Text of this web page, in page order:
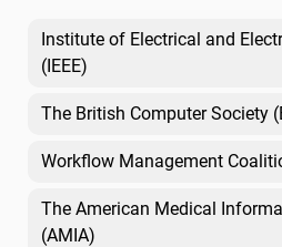
Institute of Electrical and
(IEEE)
The British Computer Society
Workflow Management
The American Medical
(AMIA)